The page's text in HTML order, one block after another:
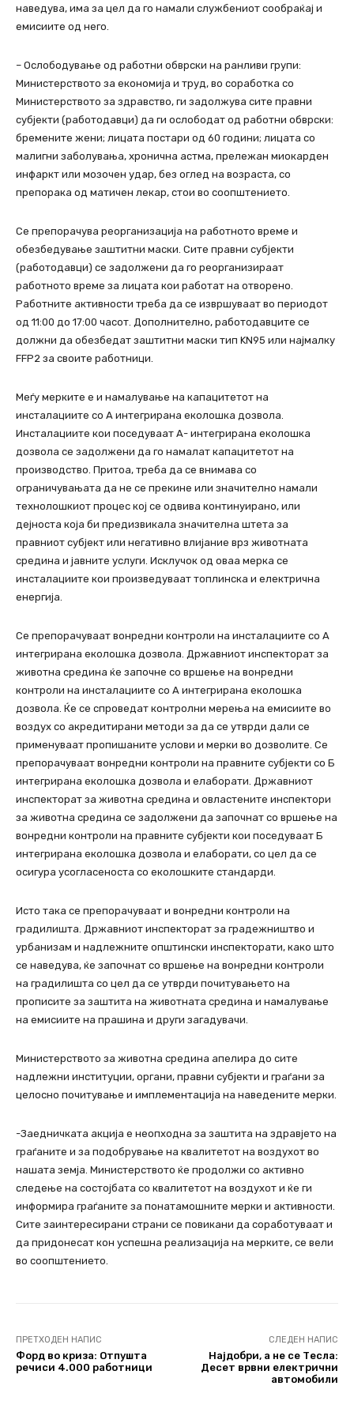
наведува, има за цел да го намали службениот сообраќај и
емисиите од него.
– Ослободување од работни обврски на ранливи групи:
Министерството за економија и труд, во соработка со
Министерството за здравство, ги задолжува сите правни
субјекти (работодавци) да ги ослободат од работни обврски:
бремените жени; лицата постари од 60 години; лицата со
малигни заболувања, хронична астма, прележан миокарден
инфаркт или мозочен удар, без оглед на возраста, со
препорака од матичен лекар, стои во соопштението.
Се препорачува реорганизација на работното време и
обезбедување заштитни маски. Сите правни субјекти
(работодавци) се задолжени да го реорганизираат
работното време за лицата кои работат на отворено.
Работните активности треба да се извршуваат во периодот
од 11:00 до 17:00 часот. Дополнително, работодавците се
должни да обезбедат заштитни маски тип KN95 или најмалку
FFP2 за своите работници.
Меѓу мерките е и намалување на капацитетот на
инсталациите со А интегрирана еколошка дозвола.
Инсталациите кои поседуваат А- интегрирана еколошка
дозвола се задолжени да го намалат капацитетот на
производство. Притоа, треба да се внимава со
ограничувањата да не се прекине или значително намали
технолошкиот процес кој се одвива континуирано, или
дејноста која би предизвикала значителна штета за
правниот субјект или негативно влијание врз животната
средина и јавните услуги. Исклучок од оваа мерка се
инсталациите кои произведуваат топлинска и електрична
енергија.
Се препорачуваат вонредни контроли на инсталациите со А
интегрирана еколошка дозвола. Државниот инспекторат за
животна средина ќе започне со вршење на вонредни
контроли на инсталациите со А интегрирана еколошка
дозвола. Ќе се спроведат контролни мерења на емисиите во
воздух со акредитирани методи за да се утврди дали се
применуваат пропишаните услови и мерки во дозволите. Се
препорачуваат вонредни контроли на правните субјекти со Б
интегрирана еколошка дозвола и елаборати. Државниот
инспекторат за животна средина и овластените инспектори
за животна средина се задолжени да започнат со вршење на
вонредни контроли на правните субјекти кои поседуваат Б
интегрирана еколошка дозвола и елаборати, со цел да се
осигура усогласеноста со еколошките стандарди.
Исто така се препорачуваат и вонредни контроли на
градилишта. Државниот инспекторат за градежништво и
урбанизам и надлежните општински инспекторати, како што
се наведува, ќе започнат со вршење на вонредни контроли
на градилишта со цел да се утврди почитувањето на
прописите за заштита на животната средина и намалување
на емисиите на прашина и други загадувачи.
Министерството за животна средина апелира до сите
надлежни институции, органи, правни субјекти и граѓани за
целосно почитување и имплементација на наведените мерки.
-Заедничката акција е неопходна за заштита на здравјето на
граѓаните и за подобрување на квалитетот на воздухот во
нашата земја. Министерството ќе продолжи со активно
следење на состојбата со квалитетот на воздухот и ќе ги
информира граѓаните за понатамошните мерки и активности.
Сите заинтересирани страни се повикани да соработуваат и
да придонесат кон успешна реализација на мерките, се вели
во соопштението.
ПРЕТХОДЕН НАПИС
Форд во криза: Отпушта
речиси 4.000 работници
СЛЕДЕН НАПИС
Најдобри, а не се Тесла:
Десет врвни електрични
автомобили